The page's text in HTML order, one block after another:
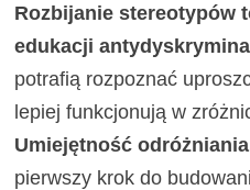
Rozbijanie stereotypów
edukacji
potrafią rozpoznać
lepiej funkcjonują w
Umiejętność
pierwszy krok do